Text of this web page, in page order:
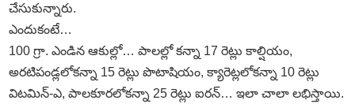
చేసుకున్నారు.
ఎందుకంటే…
100 గ్రా. ఎండిన ఆకుల్లో… పాలల్లో కన్నా 17 రెట్లు కాల్షియం,
అరటిపండ్లలోకన్నా 15 రెట్లు పొటాషియం, క్యారెట్లలోకన్నా 10 రెట్లు
విటమిన్‌-ఎ, పాలకూరలోకన్నా 25 రెట్లు ఐరన్‌… ఇలా చాలా లభిస్తాయి.